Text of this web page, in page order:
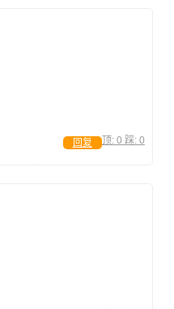
顶: 0 踩: 0
回复